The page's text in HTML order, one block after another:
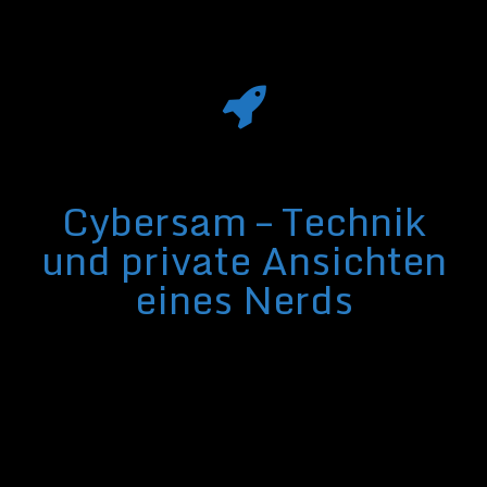
Cybersam – Technik
und private Ansichten
eines Nerds